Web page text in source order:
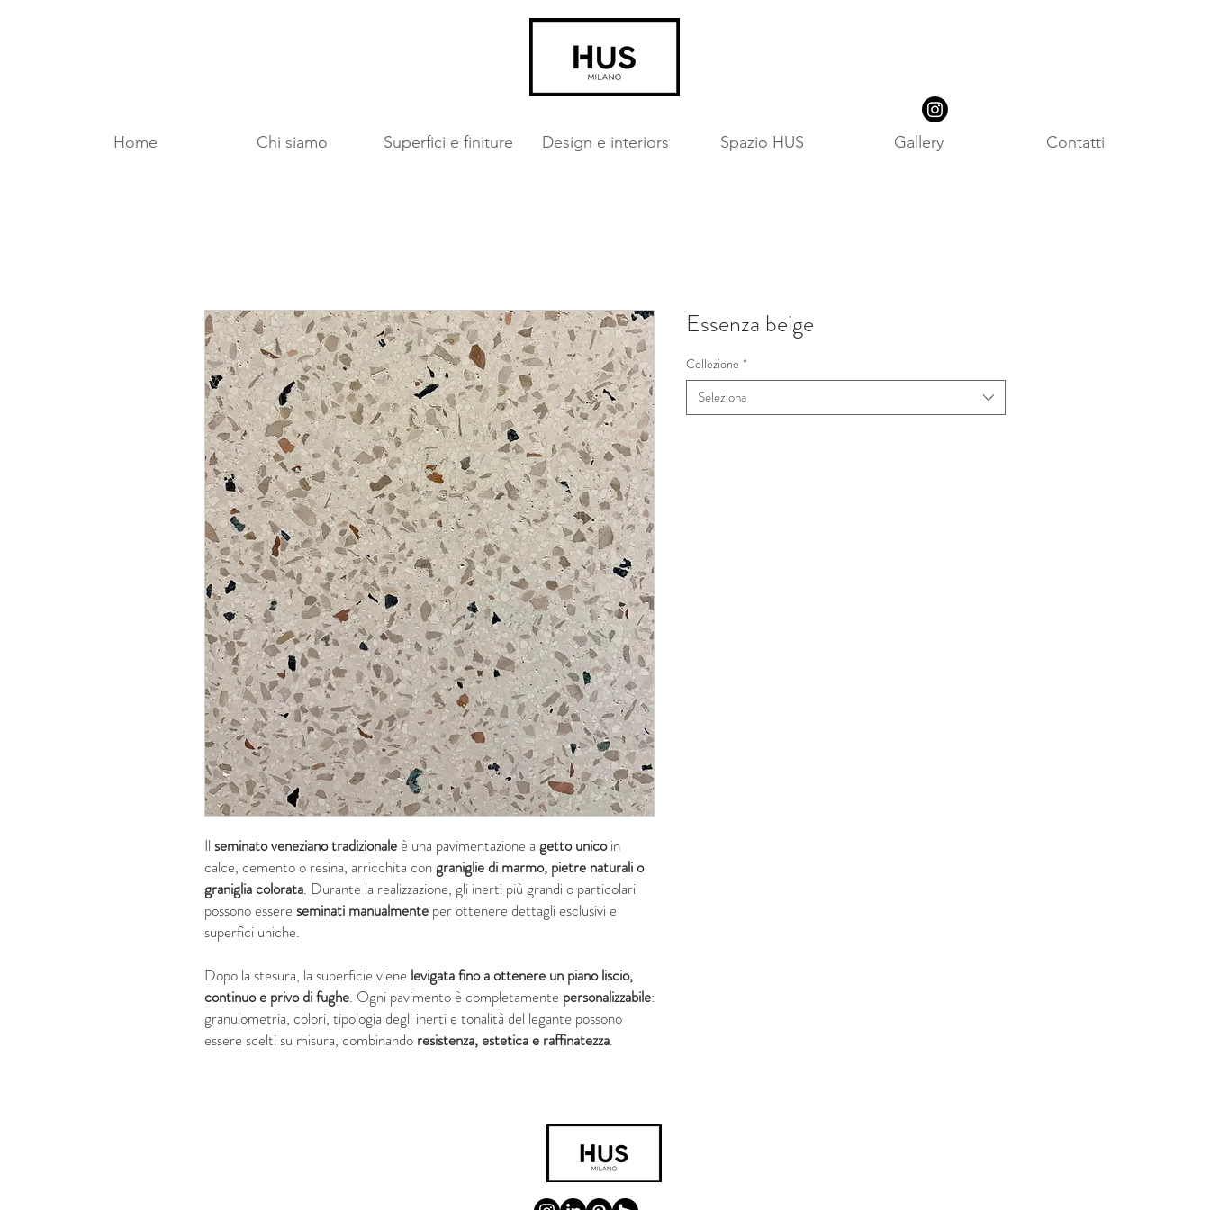
Home Chi siamo Superfici e finiture Design e interiors Spazio HUS Gallery Contatti
Il seminato venezianotradizionaleè una pavimentazione a getto unicoin
calce, cemento o resina, arricchita congraniglie di marmo, pietre naturali o
graniglia colorata. Durante la realizzazione, gli inerti più grandi o particolari
possono essereseminati manualmente per ottenere dettagli esclusivi e
superfici uniche.
Dopo la stesura, la superficie viene levigata fino a ottenere un piano liscio,
continuo e privo di fughe. Ogni pavimento è completamente personalizzabile:
granulometria, colori, tipologia degli inerti e tonalità del legante possono
essere scelti su misura, combinando resistenza, estetica e raffinatezza.
Essenza beige
Collezione *
Seleziona